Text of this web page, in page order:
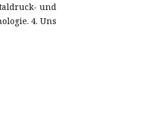
und
4. Uns